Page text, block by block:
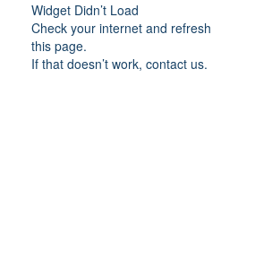
Widget Didn’t Load
Check your internet and refresh
this page.
If that doesn’t work, contact us.